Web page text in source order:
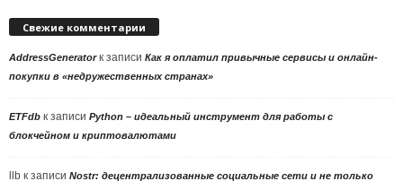
Свежие комментарии
AddressGeneratorк записи Как я оплатил привычные сервисы и онлайн-
покупки в «недружественных странах»
ETFdb к записи Python – идеальный инструмент для работы с
блокчейном и криптовалютами
llb к записи Nostr: децентрализованные социальные сети и не только